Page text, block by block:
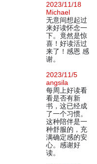
2023/11/18
Michael
无意间想起过
来好读怀念一
下。竟然是惊
喜！好读活过
来了！感恩 感
谢。
2023/11/5
angsila
每周上好读看
看是否有新
书，这已经成
了一个习惯。
这种陪伴是一
种舒服的，充
满确定感的安
心。感谢好
读。